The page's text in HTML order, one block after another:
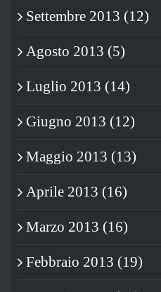
Settembre 2013 (12)
Agosto 2013 (5)
Luglio 2013 (14)
Giugno 2013 (12)
Maggio 2013 (13)
Aprile 2013 (16)
Marzo 2013 (16)
Febbraio 2013 (19)